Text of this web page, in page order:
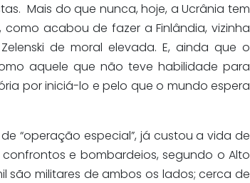
Mais do que nunca, hoje, a Ucrânia tem
acabou de fazer a Finlândia, vizinha
de moral elevada. E, ainda que o
aquele que não teve habilidade para
por iniciá-lo e pelo que o mundo espera
“operação especial”, já custou a vida de
e bombardeios, segundo o Alto
são militares de ambos os lados; cerca de